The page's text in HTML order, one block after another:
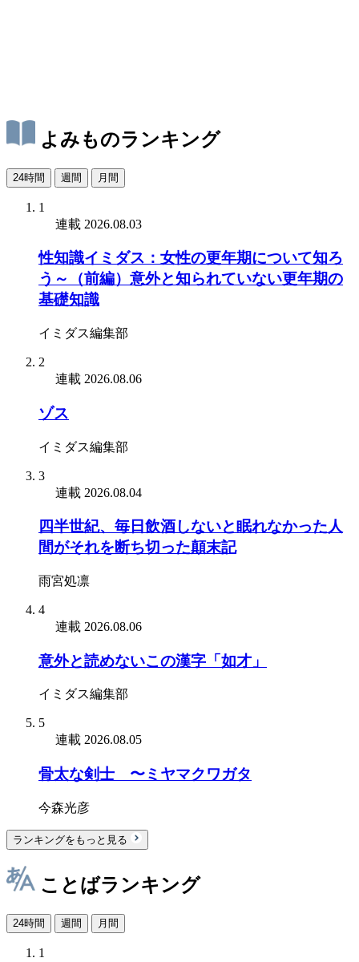
よみものランキング
24時間 週間 月間
1
連載 2026.08.03
性知識イミダス：女性の更年期について知ろ
う～（前編）意外と知られていない更年期の
基礎知識
イミダス編集部
2
連載 2026.08.06
ゾス
イミダス編集部
3
連載 2026.08.04
四半世紀、毎日飲酒しないと眠れなかった人
間がそれを断ち切った顛末記
雨宮処凛
4
連載 2026.08.06
意外と読めないこの漢字「如才」
イミダス編集部
5
連載 2026.08.05
骨太な剣士 〜ミヤマクワガタ
今森光彦
ランキングをもっと見る
ことばランキング
24時間 週間 月間
1